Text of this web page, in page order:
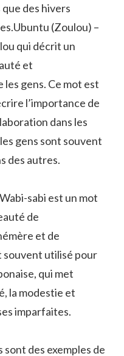
des hivers
(Zoulou) –
qui décrit un
et
gens. Ce mot est
l’importance de
dans les
gens sont souvent
des autres.
sabi est un mot
de
et de
souvent utilisé pour
qui met
la modestie et
imparfaites.
des exemples de